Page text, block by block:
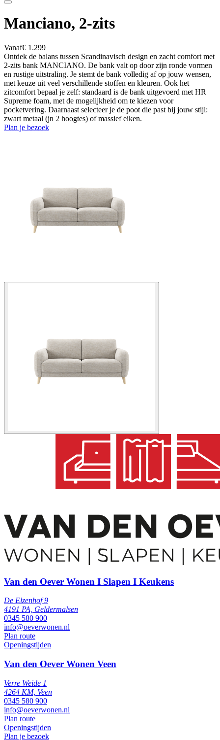
Manciano, 2-zits
Vanaf€ 1.299
Ontdek de balans tussen Scandinavisch design en zacht comfort met
2-zits bank MANCIANO. De bank valt op door zijn ronde vormen
en rustige uitstraling. Je stemt de bank volledig af op jouw wensen,
met keuze uit veel verschillende stoffen en kleuren. Ook het
zitcomfort bepaal je zelf: standaard is de bank uitgevoerd met HR
Supreme foam, met de mogelijkheid om te kiezen voor
pocketvering. Daarnaast selecteer je de poot die past bij jouw stijl:
zwart metaal (jn 2 hoogtes) of massief eiken.
Plan je bezoek
Van den Oever Wonen I Slapen I Keukens
De Elzenhof 9
4191 PA, Geldermalsen
0345 580 900
info@oeverwonen.nl
Plan route
Openingstijden
Van den Oever Wonen Veen
Verre Weide 1
4264 KM, Veen
0345 580 900
info@oeverwonen.nl
Plan route
Openingstijden
Plan je bezoek